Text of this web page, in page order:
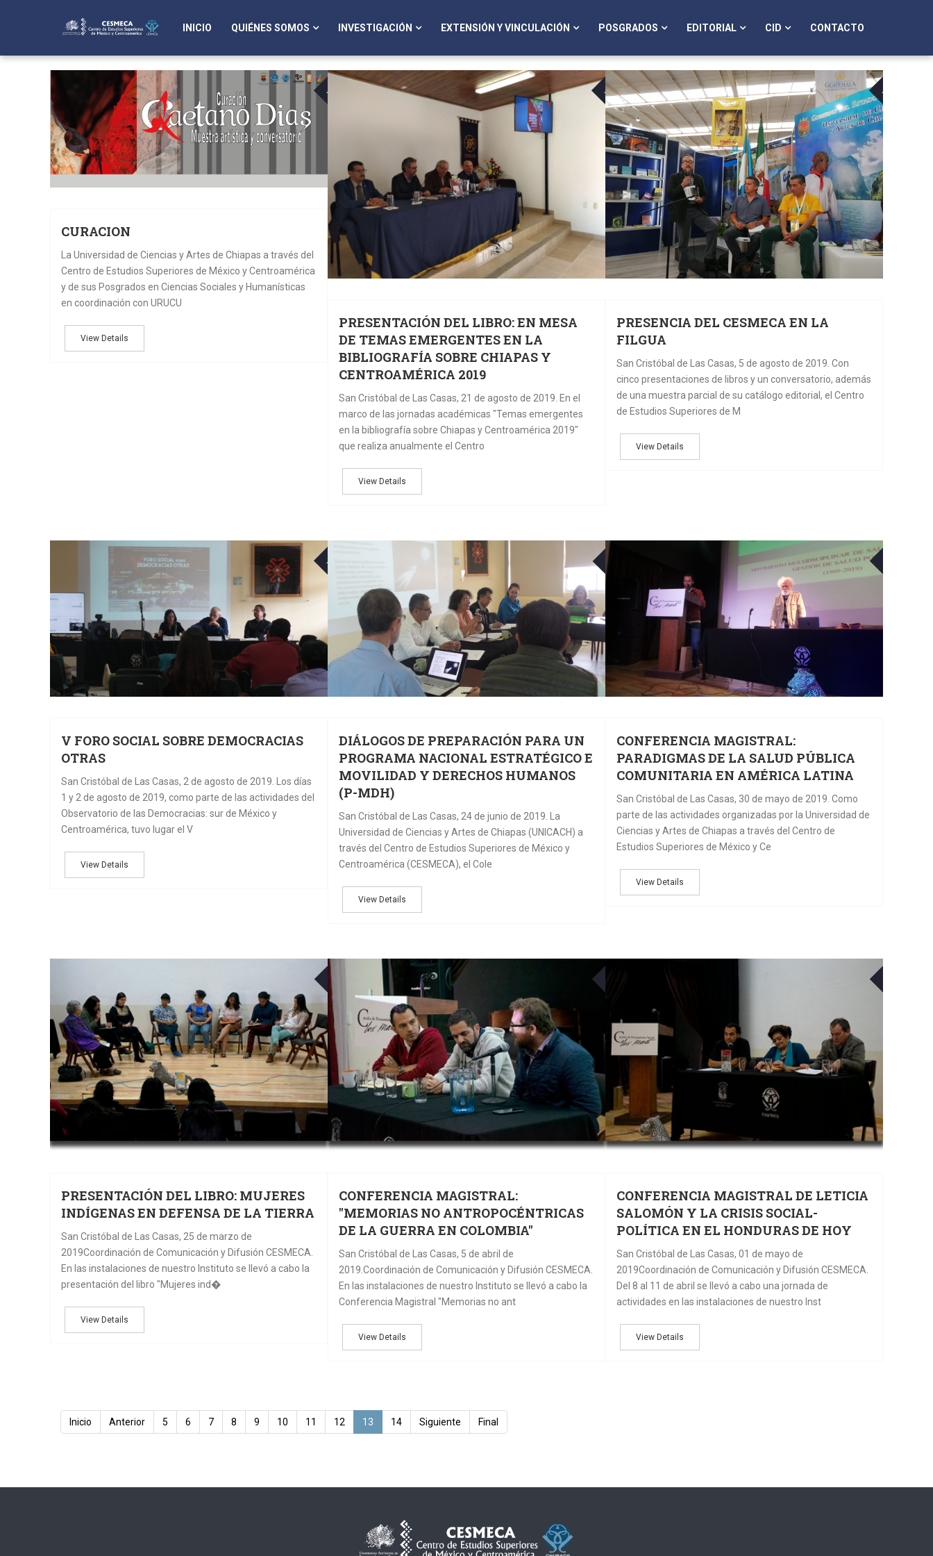
INICIO QUIÉNES SOMOS INVESTIGACIÓN EXTENSIÓN Y VINCULACIÓN POSGRADOS EDITORIAL CID CONTACTO
16
AGO
CURACION
La Universidad de Ciencias y Artes de Chiapas a través del
Centro de Estudios Superiores de México y Centroamérica
y de sus Posgrados en Ciencias Sociales y Humanísticas
en coordinación con URUCU
View Details
12
AGO
PRESENTACIÓN DEL LIBRO: EN MESA
DE TEMAS EMERGENTES EN LA
BIBLIOGRAFÍA SOBRE CHIAPAS Y
CENTROAMÉRICA 2019
San Cristóbal de Las Casas, 21 de agosto de 2019. En el
marco de las jornadas académicas "Temas emergentes
en la bibliografía sobre Chiapas y Centroamérica 2019"
que realiza anualmente el Centro
View Details
AGO
PRESENCIA DEL CESMECA EN LA
FILGUA
San Cristóbal de Las Casas, 5 de agosto de 2019. Con
cinco presentaciones de libros y un conversatorio, además
de una muestra parcial de su catálogo editorial, el Centro
de Estudios Superiores de M
View Details
AGO
V FORO SOCIAL SOBRE DEMOCRACIAS
OTRAS
San Cristóbal de Las Casas, 2 de agosto de 2019. Los días
1 y 2 de agosto de 2019, como parte de las actividades del
Observatorio de las Democracias: sur de México y
Centroamérica, tuvo lugar el V
View Details
JUN
DIÁLOGOS DE PREPARACIÓN PARA UN
PROGRAMA NACIONAL ESTRATÉGICO E
MOVILIDAD Y DERECHOS HUMANOS
(P-MDH)
San Cristóbal de Las Casas, 24 de junio de 2019. La
Universidad de Ciencias y Artes de Chiapas (UNICACH) a
través del Centro de Estudios Superiores de México y
Centroamérica (CESMECA), el Cole
View Details
CONFERENCIA MAGISTRAL:
PARADIGMAS DE LA SALUD PÚBLICA
COMUNITARIA EN AMÉRICA LATINA
San Cristóbal de Las Casas, 30 de mayo de 2019. Como
parte de las actividades organizadas por la Universidad de
Ciencias y Artes de Chiapas a través del Centro de
Estudios Superiores de México y Ce
View Details
MAY
PRESENTACIÓN DEL LIBRO: MUJERES
INDÍGENAS EN DEFENSA DE LA TIERRA
San Cristóbal de Las Casas, 25 de marzo de
2019Coordinación de Comunicación y Difusión CESMECA.
En las instalaciones de nuestro Instituto se llevó a cabo la
presentación del libro "Mujeres ind�
View Details
CONFERENCIA MAGISTRAL:
"MEMORIAS NO ANTROPOCÉNTRICAS
DE LA GUERRA EN COLOMBIA"
San Cristóbal de Las Casas, 5 de abril de
2019.Coordinación de Comunicación y Difusión CESMECA.
En las instalaciones de nuestro Instituto se llevó a cabo la
Conferencia Magistral "Memorias no ant
View Details
CONFERENCIA MAGISTRAL DE LETICIA
SALOMÓN Y LA CRISIS SOCIAL-
POLÍTICA EN EL HONDURAS DE HOY
San Cristóbal de Las Casas, 01 de mayo de
2019Coordinación de Comunicación y Difusión CESMECA.
Del 8 al 11 de abril se llevó a cabo una jornada de
actividades en las instalaciones de nuestro Inst
View Details
Inicio Anterior 5 6 7 8 9 10 11 12 13 14 Siguiente Final